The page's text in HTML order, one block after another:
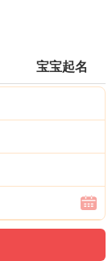
宝宝起名